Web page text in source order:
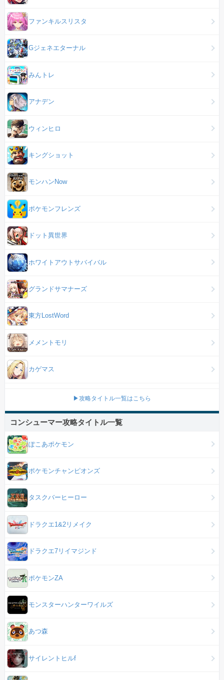
ファンキルスリスタ
Gジェネエターナル
みんトレ
アナデン
ウィンヒロ
キングショット
モンハンNow
ポケモンフレンズ
ドット異世界
ホワイトアウトサバイバル
グランドサマナーズ
東方LostWord
メメントモリ
カゲマス
▶攻略タイトル一覧はこちら
コンシューマー攻略タイトル一覧
ぽこあポケモン
ポケモンチャンピオンズ
タスクバーヒーロー
ドラクエ1&2リメイク
ドラクエ7リイマジンド
ポケモンZA
モンスターハンターワイルズ
あつ森
サイレントヒルf